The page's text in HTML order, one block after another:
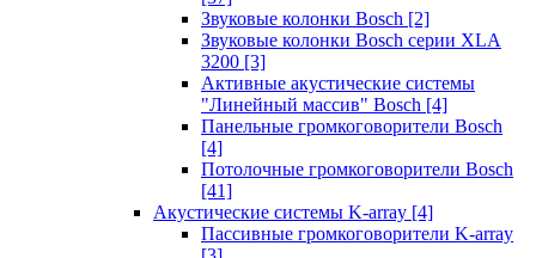
Звуковые колонки Bosch [2]
Звуковые колонки Bosch серии XLA
3200 [3]
Активные акустические системы
"Линейный массив" Bosch [4]
Панельные громкоговорители Bosch
[4]
Потолочные громкоговорители Bosch
[41]
Акустические системы K-array [4]
Пассивные громкоговорители K-array